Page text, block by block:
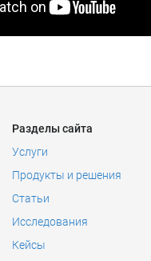
Разделы сайта
Услуги
Продукты и решения
Статьи
Исследования
Кейсы